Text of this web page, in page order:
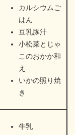
カルシウムご
はん
豆乳豚汁
小松菜とじゃ
このおかか和
え
いかの照り焼
き
牛乳